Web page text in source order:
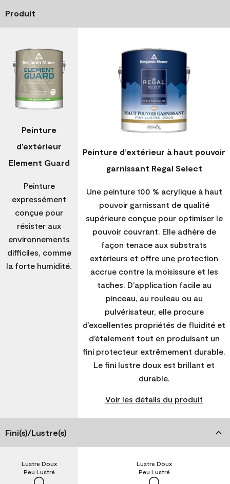
Produit
Peinture
d’extérieur
Element Guard
Peinture
expressément
conçue pour
résister aux
environnements
difficiles, comme
la forte humidité.
Peinture d’extérieur à haut pouvoir
garnissant Regal Select
Une peinture 100 % acrylique à haut
pouvoir garnissant de qualité
supérieure conçue pour optimiser le
pouvoir couvrant. Elle adhère de
façon tenace aux substrats
extérieurs et offre une protection
accrue contre la moisissure et les
taches. D’application facile au
pinceau, au rouleau ou au
pulvérisateur, elle procure
d’excellentes propriétés de fluidité et
d’étalement tout en produisant un
fini protecteur extrêmement durable.
Le fini lustre doux est brillant et
durable.
Voir les détails du produit
Fini(s)/Lustre(s)
Peu Lustré
Lustre Doux
Peu Lustré
Lustre Doux